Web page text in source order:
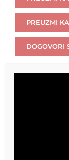
PREUZMI
DOGOVORI
The